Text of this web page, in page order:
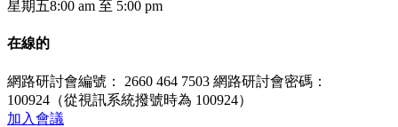
星期五8:00 am 至 5:00 pm
在線的
網路研討會編號： 2660 464 7503 網路研討會密碼：
100924（從視訊系統撥號時為 100924）
加入會議